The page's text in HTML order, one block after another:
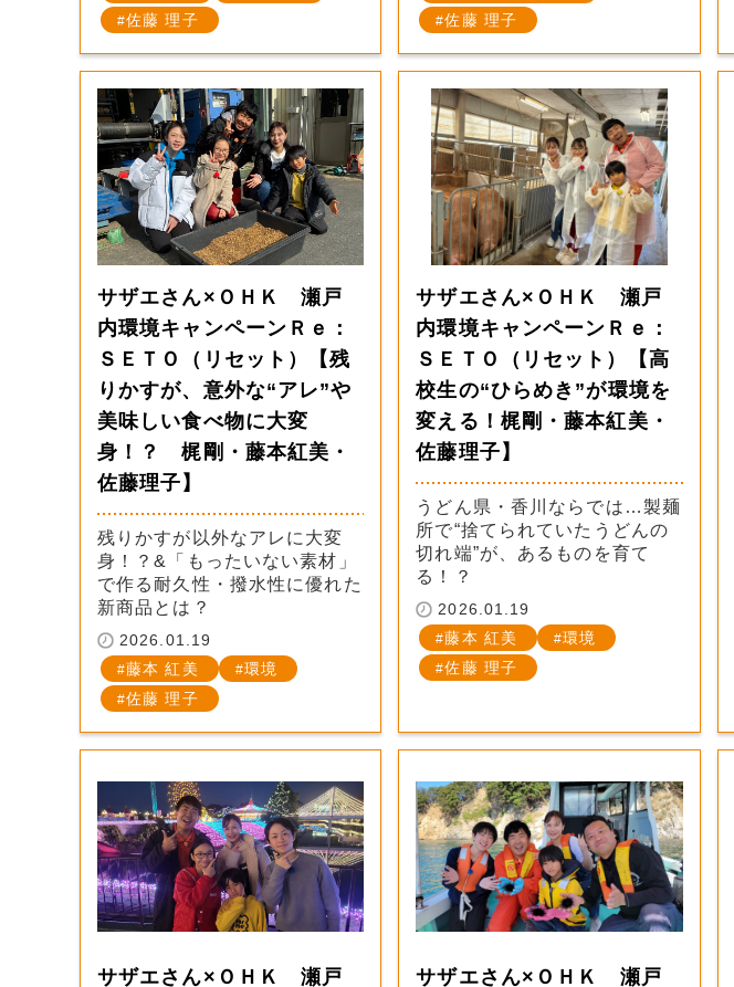
佐藤 理子
佐藤 理子
サザエさん×ＯＨＫ 瀬戸
内環境キャンペーンＲｅ：
ＳＥＴＯ（リセット）【残
りかすが、意外な“アレ”や
美味しい食べ物に大変
身！？ 梶剛・藤本紅美・
佐藤理子】
残りかすが以外なアレに大変
身！？&「もったいない素材」
で作る耐久性・撥水性に優れた
新商品とは？
2026.01.19
藤本 紅美
環境
佐藤 理子
サザエさん×ＯＨＫ 瀬戸
内環境キャンペーンＲｅ：
ＳＥＴＯ（リセット）【高
校生の“ひらめき”が環境を
変える！梶剛・藤本紅美・
佐藤理子】
うどん県・香川ならでは…製麺
所で“捨てられていたうどんの
切れ端”が、あるものを育て
る！？
2026.01.19
藤本 紅美
環境
佐藤 理子
サザエさん×ＯＨＫ 瀬戸
サザエさん×ＯＨＫ 瀬戸